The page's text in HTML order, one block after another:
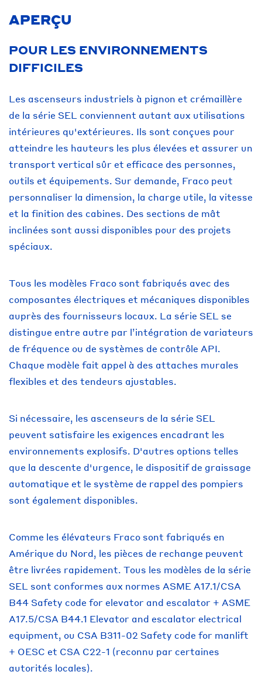
APERÇU
POUR LES ENVIRONNEMENTS
DIFFICILES
Les ascenseurs industriels à pignon et crémaillère
de la série SEL conviennent autant aux utilisations
intérieures qu'extérieures. Ils sont conçues pour
atteindre les hauteurs les plus élevées et assurer un
transport vertical sûr et efficace des personnes,
outils et équipements. Sur demande, Fraco peut
personnaliser la dimension, la charge utile, la vitesse
et la finition des cabines. Des sections de mât
inclinées sont aussi disponibles pour des projets
spéciaux.
Tous les modèles Fraco sont fabriqués avec des
composantes électriques et mécaniques disponibles
auprès des fournisseurs locaux. La série SEL se
distingue entre autre par l’intégration de variateurs
de fréquence ou de systèmes de contrôle API.
Chaque modèle fait appel à des attaches murales
flexibles et des tendeurs ajustables.
Si nécessaire, les ascenseurs de la série SEL
peuvent satisfaire les exigences encadrant les
environnements explosifs. D'autres options telles
que la descente d'urgence, le dispositif de graissage
automatique et le système de rappel des pompiers
sont également disponibles.
Comme les élévateurs Fraco sont fabriqués en
Amérique du Nord, les pièces de rechange peuvent
être livrées rapidement. Tous les modèles de la série
SEL sont conformes aux normes ASME A17.1/CSA
B44 Safety code for elevator and escalator + ASME
A17.5/CSA B44.1 Elevator and escalator electrical
equipment, ou CSA B311-02 Safety code for manlift
+ OESC et CSA C22-1 (reconnu par certaines
autorités locales).